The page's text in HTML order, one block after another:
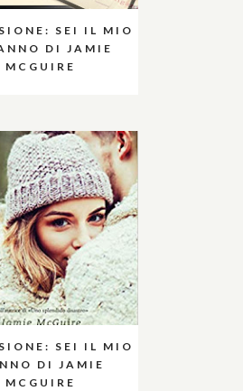
SEI IL MIO
DI JAMIE
MCGUIRE
SEI IL MIO
DI JAMIE
MCGUIRE